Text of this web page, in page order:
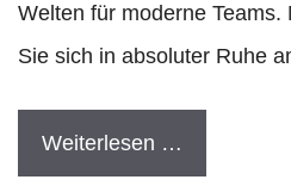
Welten für moderne
Sie sich in absoluter Ruhe
Weiterlesen …